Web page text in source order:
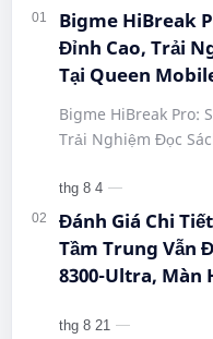
Bigme HiBreak
Đỉnh Cao, Trải
Tại Queen
#HiBreakPro5G
#CongNgheMoi
#EInkPhone
Bigme HiBreak Pro:
Trải Nghiệm Đọc
#Hi…
Đánh Giá Chi
Tầm Trung Vẫn
8300-Ultra, Màn